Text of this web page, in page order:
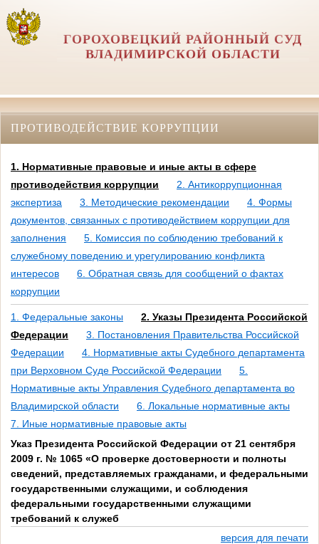
ГОРОХОВЕЦКИЙ РАЙОННЫЙ СУД
ВЛАДИМИРСКОЙ ОБЛАСТИ
ПРОТИВОДЕЙСТВИЕ КОРРУПЦИИ
1. Нормативные правовые и иные акты в сфере
противодействия коррупции
2. Антикоррупционная
экспертиза
3. Методические рекомендации
4. Формы
документов, связанных с противодействием коррупции для
заполнения
5. Комиссия по соблюдению требований к
служебному поведению и урегулированию конфликта
интересов
6. Обратная связь для сообщений о фактах
коррупции
1. Федеральные законы
2. Указы Президента Российской
Федерации
3. Постановления Правительства Российской
Федерации
4. Нормативные акты Судебного департамента
при Верховном Суде Российской Федерации
5.
Нормативные акты Управления Судебного департамента во
Владимирской области
6. Локальные нормативные акты
7. Иные нормативные правовые акты
Указ Президента Российской Федерации от 21 сентября
2009 г. № 1065 «О проверке достоверности и полноты
сведений, представляемых гражданами, и федеральными
государственными служащими, и соблюдения
федеральными государственными служащими
требований к служеб
версия для печати